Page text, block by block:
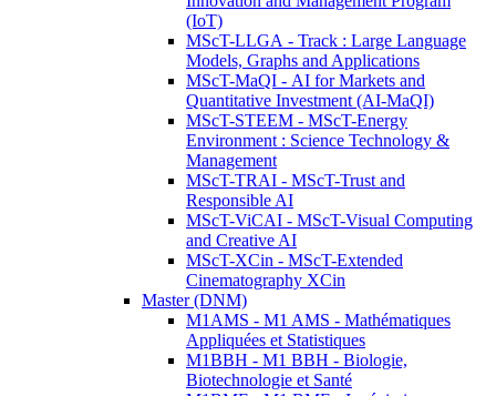
(IoT)
MScT-LLGA - Track : Large Language
Models, Graphs and Applications
MScT-MaQI - AI for Markets and
Quantitative Investment (AI-MaQI)
MScT-STEEM - MScT-Energy
Environment : Science Technology &
Management
MScT-TRAI - MScT-Trust and
Responsible AI
MScT-ViCAI - MScT-Visual Computing
and Creative AI
MScT-XCin - MScT-Extended
Cinematography XCin
Master (DNM)
M1AMS - M1 AMS - Mathématiques
Appliquées et Statistiques
M1BBH - M1 BBH - Biologie,
Biotechnologie et Santé